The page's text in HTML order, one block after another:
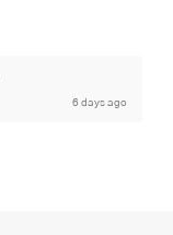
6 days ago